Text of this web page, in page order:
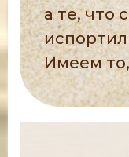
а те, что
Имеем
Ссылка на это